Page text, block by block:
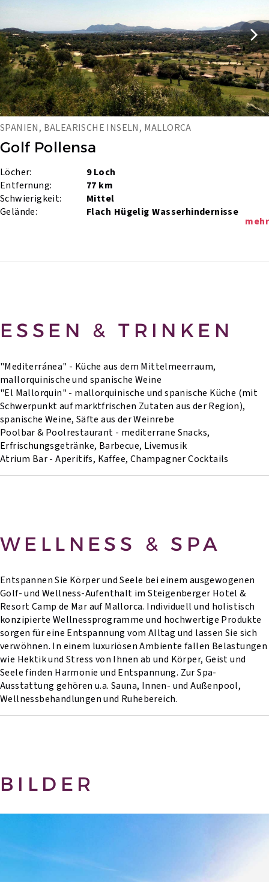
SPANIEN, BALEARISCHE INSELN, MALLORCA
Golf Pollensa
Löcher:
9 Loch
Entfernung:
77 km
Schwierigkeit:
Mittel
Gelände:
Flach Hügelig Wasserhindernisse
mehr
ESSEN & TRINKEN
"Mediterránea" - Küche aus dem Mittelmeerraum,
mallorquinische und spanische Weine
"El Mallorquin" - mallorquinische und spanische Küche (mit
Schwerpunkt auf marktfrischen Zutaten aus der Region),
spanische Weine, Säfte aus der Weinrebe
Poolbar & Poolrestaurant - mediterrane Snacks,
Erfrischungsgetränke, Barbecue, Livemusik
Atrium Bar - Aperitifs, Kaffee, Champagner Cocktails
WELLNESS & SPA
Entspannen Sie Körper und Seele bei einem ausgewogenen
Golf- und Wellness-Aufenthalt im Steigenberger Hotel &
Resort Camp de Mar auf Mallorca. Individuell und holistisch
konzipierte Wellnessprogramme und hochwertige Produkte
sorgen für eine Entspannung vom Alltag und lassen Sie sich
verwöhnen. In einem luxuriösen Ambiente fallen Belastungen
wie Hektik und Stress von Ihnen ab und Körper, Geist und
Seele finden Harmonie und Entspannung. Zur Spa-
Ausstattung gehören u.a. Sauna, Innen- und Außenpool,
Wellnessbehandlungen und Ruhebereich.
BILDER